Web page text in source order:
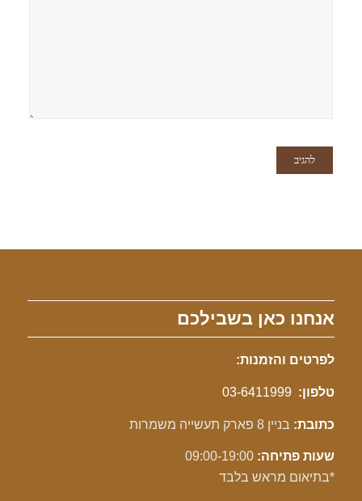
אנחנו כאן בשבילכם
לפרטים והזמנות:
טלפון: 03-6411999
כתובת: בניין 8 פארק תעשייה משמרות
שעות פתיחה:
*בתיאום מראש בלבד